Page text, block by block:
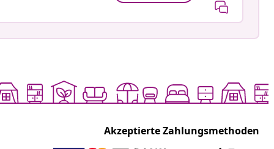
Akzeptierte Zahlungsmethoden